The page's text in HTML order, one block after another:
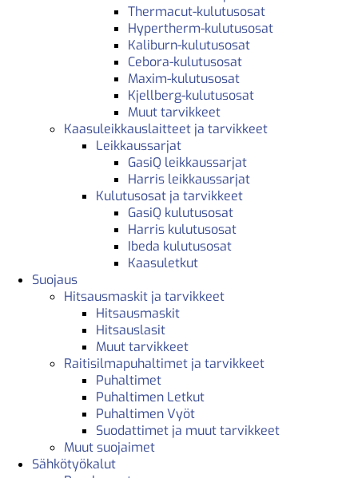
Thermacut-kulutusosat
Hypertherm-kulutusosat
Kaliburn-kulutusosat
Cebora-kulutusosat
Maxim-kulutusosat
Kjellberg-kulutusosat
Muut tarvikkeet
Kaasuleikkauslaitteet ja tarvikkeet
Leikkaussarjat
GasiQ leikkaussarjat
Harris leikkaussarjat
Kulutusosat ja tarvikkeet
GasiQ kulutusosat
Harris kulutusosat
Ibeda kulutusosat
Kaasuletkut
Suojaus
Hitsausmaskit ja tarvikkeet
Hitsausmaskit
Hitsauslasit
Muut tarvikkeet
Raitisilmapuhaltimet ja tarvikkeet
Puhaltimet
Puhaltimen Letkut
Puhaltimen Vyöt
Suodattimet ja muut tarvikkeet
Muut suojaimet
Sähkötyökalut